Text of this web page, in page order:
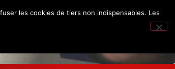
les cookies de tiers non indispensables. Les